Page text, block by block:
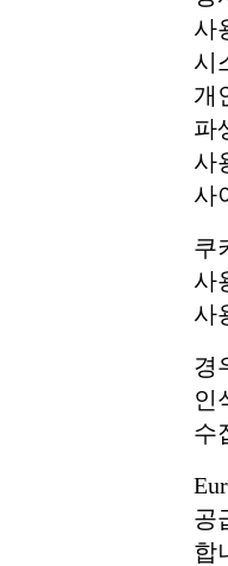
사
시
개
파
사
사
쿠
사
사
경
인
수
공
합